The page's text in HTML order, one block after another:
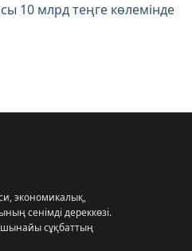
10 млрд теңге көлемінде
экономикалық,
сенімді дереккөзі.
шынайы сұқбаттың